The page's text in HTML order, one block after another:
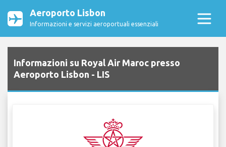
Aeroporto Lisbon
Informazioni e servizi aeroportuali essenziali
Informazioni su Royal Air Maroc presso
Aeroporto Lisbon - LIS